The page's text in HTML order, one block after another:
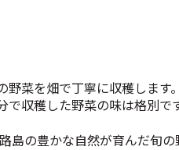
野菜を畑で丁寧に収穫しま
収穫した野菜の味は格別です
島の豊かな自然が育んだ旬